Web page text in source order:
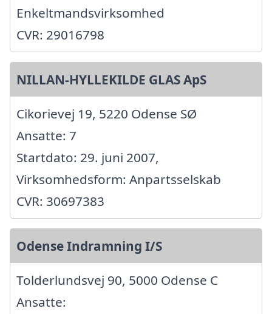
Enkeltmandsvirksomhed
CVR: 29016798
NILLAN-HYLLEKILDE GLAS ApS
Cikorievej 19, 5220 Odense SØ
Ansatte: 7
Startdato: 29. juni 2007,
Virksomhedsform: Anpartsselskab
CVR: 30697383
Odense Indramning I/S
Tolderlundsvej 90, 5000 Odense C
Ansatte: